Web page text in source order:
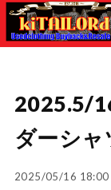
2025.5/
ダーシャ
2025/05/16 18:00